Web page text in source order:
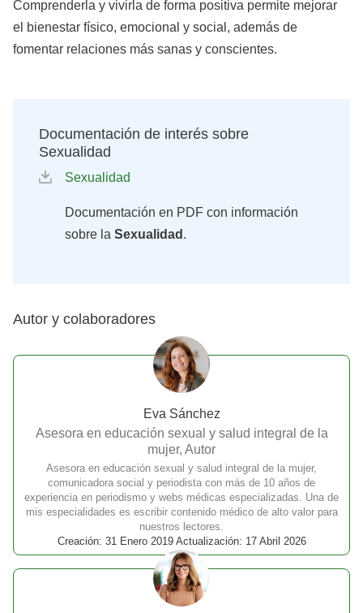
Comprenderla y vivirla de forma positiva permite mejorar
el bienestar físico, emocional y social, además de
fomentar relaciones más sanas y conscientes.
Documentación de interés sobre
Sexualidad
Sexualidad
Documentación en PDF con información
sobre la Sexualidad .
Autor y colaboradores
Eva Sánchez
Asesora en educación sexual y salud integral de la
mujer, Autor
Asesora en educación sexual y salud integral de la mujer,
comunicadora social y periodista con más de 10 años de
experiencia en periodismo y webs médicas especializadas. Una de
mis especialidades es escribir contenido médico de alto valor para
nuestros lectores.
Creación: 31 Enero 2019 Actualización: 17 Abril 2026